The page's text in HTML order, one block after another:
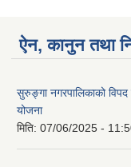
ऐन, कानुन तथा
सुरुङ्गा नगरपालिकाको
योजना
मिति: 07/06/2025 -